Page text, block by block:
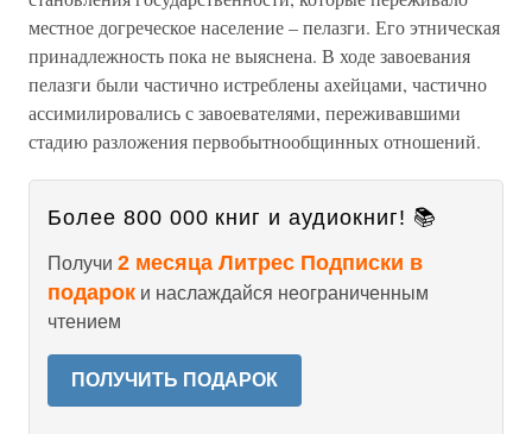
местное догреческое население – пелазги. Его этническая
принадлежность пока не выяснена. В ходе завоевания
пелазги были частично истреблены ахейцами, частично
ассимилировались с завоевателями, переживавшими
стадию разложения первобытнообщинных отношений.
Более 800 000 книг и аудиокниг! 📚
Получи 2 месяца Литрес Подписки в
подарок и наслаждайся неограниченным
чтением
ПОЛУЧИТЬ ПОДАРОК